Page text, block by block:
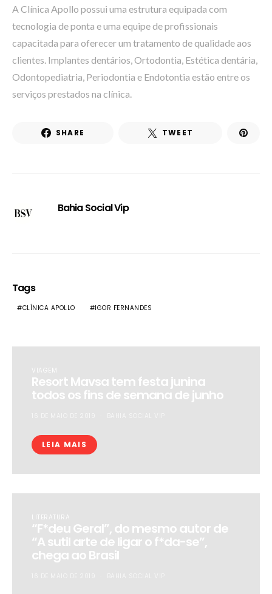
A Clínica Apollo possui uma estrutura equipada com
tecnologia de ponta e uma equipe de profissionais
capacitada para oferecer um tratamento de qualidade aos
clientes. Implantes dentários, Ortodontia, Estética dentária,
Odontopediatria, Periodontia e Endotontia estão entre os
serviços prestados na clínica.
SHARE TWEET
Bahia Social Vip
Tags
CLÍNICA APOLLO IGOR FERNANDES
VIAGEM
Resort Mavsa tem festa junina
todos os fins de semana de junho
LEIA MAIS
LITERATURA
“F*deu Geral”, do mesmo autor de
“A sutil arte de ligar o f*da-se”,
chega ao Brasil